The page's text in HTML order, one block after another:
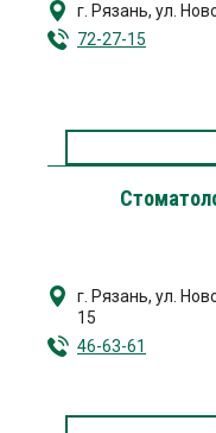
г. Рязань, ул.
72-27-15
г. Рязань, ул.
15
46-63-61